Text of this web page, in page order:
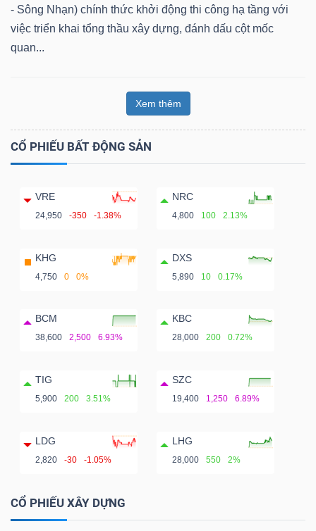
- Sông Nhạn) chính thức khởi động thi công hạ tầng với
việc triển khai tổng thầu xây dựng, đánh dấu cột mốc
quan...
Xem thêm
CỔ PHIẾU BẤT ĐỘNG SẢN
VRE
24,950 -350 -1.38%
NRC
4,800 100 2.13%
KHG
4,750 0 0%
DXS
5,890 10 0.17%
BCM
38,600 2,500 6.93%
KBC
28,000 200 0.72%
TIG
5,900 200 3.51%
SZC
19,400 1,250 6.89%
LDG
2,820 -30 -1.05%
LHG
28,000 550 2%
CỔ PHIẾU XÂY DỰNG